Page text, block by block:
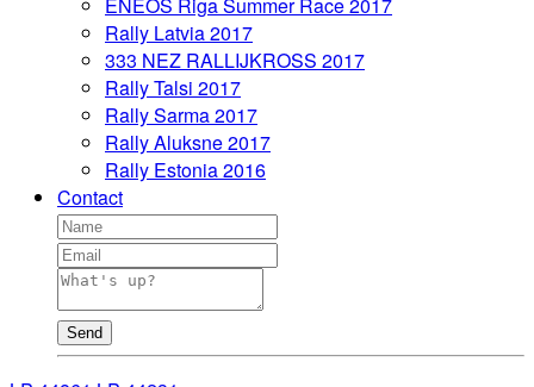
Rally Latvia 2017
333 NEZ RALLIJKROSS 2017
Rally Talsi 2017
Rally Sarma 2017
Rally Aluksne 2017
Rally Estonia 2016
Contact
Send